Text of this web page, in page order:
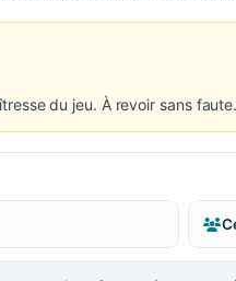
du jeu. À revoir sans